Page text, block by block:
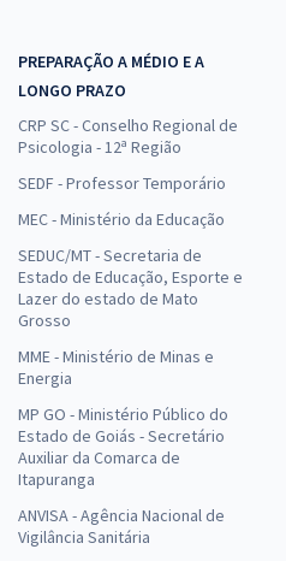
PREPARAÇÃO A MÉDIO E A
LONGO PRAZO
CRP SC - Conselho Regional de
Psicologia - 12ª Região
SEDF - Professor Temporário
MEC - Ministério da Educação
SEDUC/MT - Secretaria de
Estado de Educação, Esporte e
Lazer do estado de Mato
Grosso
MME - Ministério de Minas e
Energia
MP GO - Ministério Público do
Estado de Goiás - Secretário
Auxiliar da Comarca de
Itapuranga
ANVISA - Agência Nacional de
Vigilância Sanitária